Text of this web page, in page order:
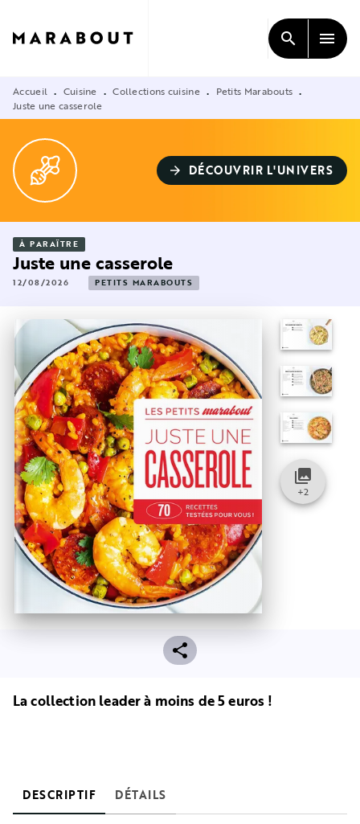
CONTENU
search menu
Accueil • Cuisine • Collections cuisine • Petits Marabouts •
Juste une casserole
arrow_forward DÉCOUVRIR L'UNIVERS
À PARAÎTRE
Juste une casserole
12/08/2026 PETITS MARABOUTS
La collection leader à moins de 5 euros !
collections
+2
DESCRIPTIF DÉTAILS